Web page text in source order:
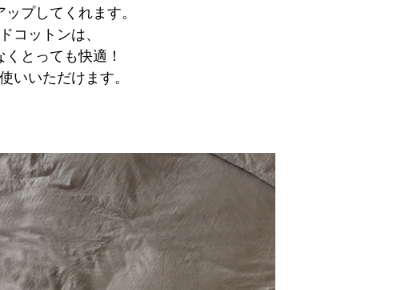
プしてくれます。
コットンは、
とっても快適！
いいただけます。